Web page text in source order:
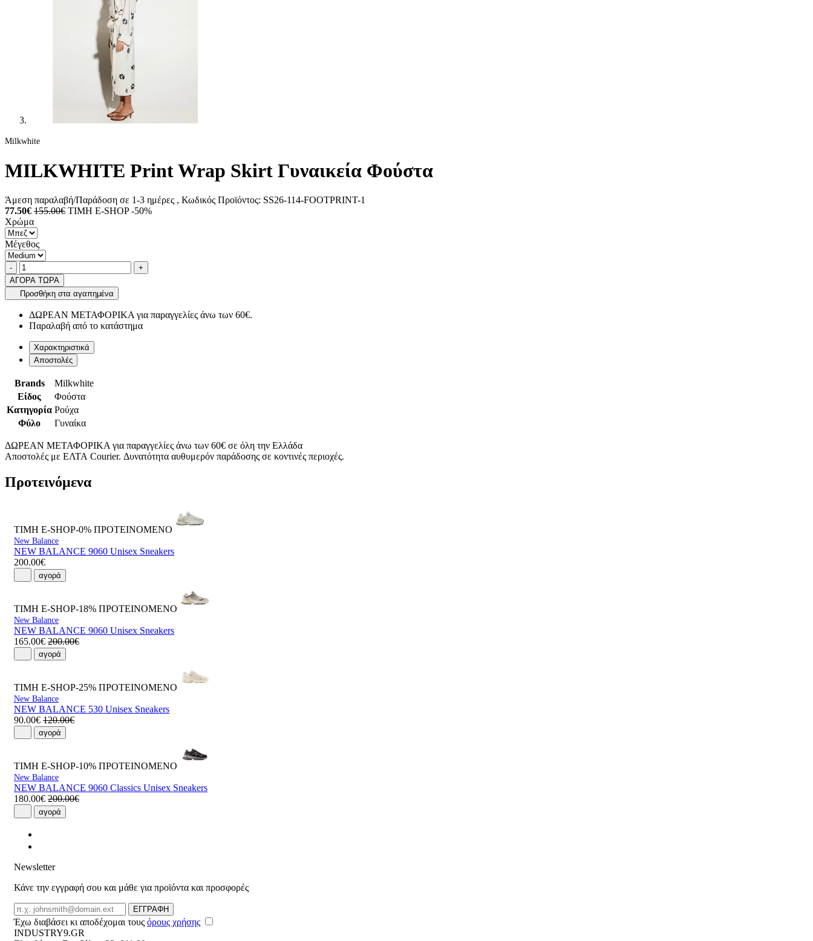
Milkwhite
MILKWHITE Print Wrap Skirt Γυναικεία Φούστα
Άμεση παραλαβή/Παράδοση σε 1-3 ημέρες , Κωδικός Προϊόντος: SS26-114-FOOTPRINT-1
77.50€ 155.00€ ΤΙΜΗ E-SHOP -50%
Χρώμα
Μέγεθος
Ποσότητα
-product.increase.quantity +
ΑΓΟΡΑ ΤΩΡΑ
Προσθήκη στα αγαπημένα
ΔΩΡΕΑΝ ΜΕΤΑΦΟΡΙΚΑ για παραγγελίες άνω των 60€.
Παραλαβή από το κατάστημα
Χαρακτηριστικά
Αποστολές
Brands
Milkwhite
Είδος
Φούστα
Κατηγορία Ρούχα
Φύλο
Γυναίκα
ΔΩΡΕΑΝ ΜΕΤΑΦΟΡΙΚΑ για παραγγελίες άνω των 60€ σε όλη την Ελλάδα
Αποστολές με ΕΛΤΑ Courier. Δυνατότητα αυθυμερόν παράδοσης σε κοντινές περιοχές.
Προτεινόμενα
ΤΙΜΗ E-SHOP-0% ΠΡΟΤΕΙΝΟΜΕΝΟ
New Balance
NEW BALANCE 9060 Unisex Sneakers
200.00€
αγορά
ΤΙΜΗ E-SHOP-18% ΠΡΟΤΕΙΝΟΜΕΝΟ
New Balance
NEW BALANCE 9060 Unisex Sneakers
165.00€ 200.00€
αγορά
ΤΙΜΗ E-SHOP-25% ΠΡΟΤΕΙΝΟΜΕΝΟ
New Balance
NEW BALANCE 530 Unisex Sneakers
90.00€ 120.00€
αγορά
ΤΙΜΗ E-SHOP-10% ΠΡΟΤΕΙΝΟΜΕΝΟ
New Balance
NEW BALANCE 9060 Classics Unisex Sneakers
180.00€ 200.00€
αγορά
Newsletter
Κάνε την εγγραφή σου και μάθε για προϊόντα και προσφορές
Email
ΕΓΓΡΑΦΗ
Έχω διαβάσει κι αποδέχομαι τους όρους χρήσης
INDUSTRY9.GR